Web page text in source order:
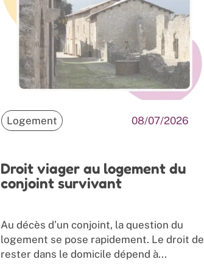
Logement 08/07/2026
Droit viager au logement du
conjoint survivant
Au décès d’un conjoint, la question du
logement se pose rapidement. Le droit de
rester dans le domicile dépend à...